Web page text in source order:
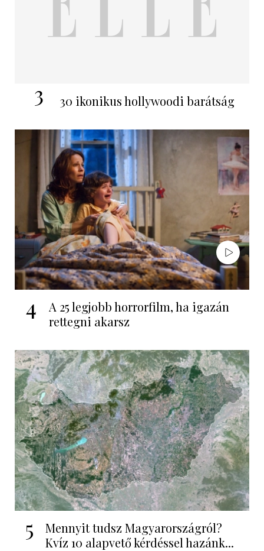
3 30 ikonikus hollywoodi barátság
4
A 25 legjobb horrorfilm, ha igazán
rettegni akarsz
5
Mennyit tudsz Magyarországról?
Kvíz 10 alapvető kérdéssel hazánk...